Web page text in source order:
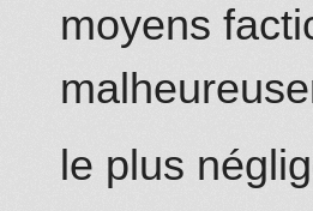
moyens
le plus